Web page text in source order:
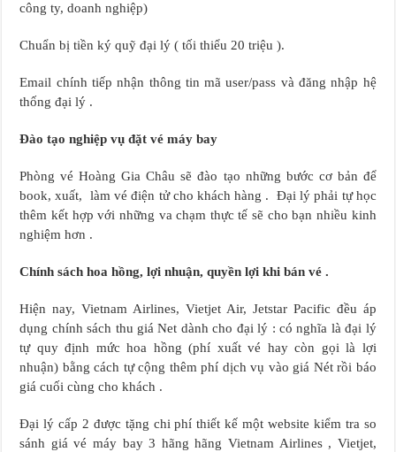
công ty, doanh nghiệp)
Chuẩn bị tiền ký quỹ đại lý ( tối thiểu 20 triệu ).
Email chính tiếp nhận thông tin mã user/pass và đăng nhập hệ
thống đại lý .
Đào tạo nghiệp vụ đặt vé máy bay
Phòng vé Hoàng Gia Châu sẽ đào tạo những bước cơ bản để
book, xuất, làm vé điện tử cho khách hàng . Đại lý phải tự học
thêm kết hợp với những va chạm thực tế sẽ cho bạn nhiều kinh
nghiệm hơn .
Chính sách hoa hồng, lợi nhuận, quyền lợi khi bán vé .
Hiện nay, Vietnam Airlines, Vietjet Air, Jetstar Pacific đều áp
dụng chính sách thu giá Net dành cho đại lý : có nghĩa là đại lý
tự quy định mức hoa hồng (phí xuất vé hay còn gọi là lợi
nhuận) bằng cách tự cộng thêm phí dịch vụ vào giá Nét rồi báo
giá cuối cùng cho khách .
Đại lý cấp 2 được tặng chi phí thiết kế một website kiểm tra so
sánh giá vé máy bay 3 hãng hãng Vietnam Airlines , Vietjet,